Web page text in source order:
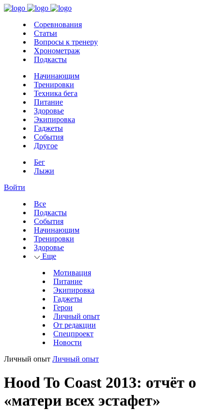
Соревнования
Статьи
Вопросы к тренеру
Хронометраж
Подкасты
Начинающим
Тренировки
Техника бега
Питание
Здоровье
Экипировка
Гаджеты
События
Другое
Бег
Лыжи
Войти
Все
Подкасты
События
Начинающим
Тренировки
Здоровье
Еще
Мотивация
Питание
Экипировка
Гаджеты
Герои
Личный опыт
От редакции
Спецпроект
Новости
Личный опыт Личный опыт
Hood To Coast 2013: отчёт о
«матери всех эстафет»